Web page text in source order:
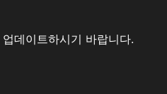
데이트하시기 바랍니다.